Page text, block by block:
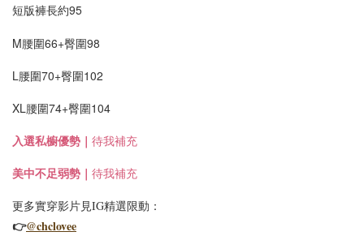
短版褲長約95
M腰圍66+臀圍98
L腰圍70+臀圍102
XL腰圍74+臀圍104
入選私櫥優勢｜ 待我補充
美中不足弱勢｜ 待我補充
更多實穿影片見IG精選限動：
👉@chclovee